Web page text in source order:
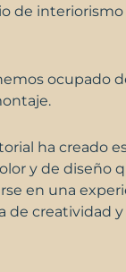
de interiorismo
ocupado
ha creado
y de diseño
en una
de creatividad